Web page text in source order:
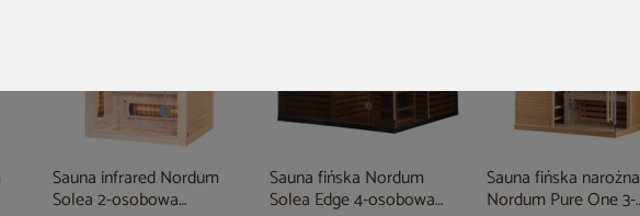
Sauna infrared Nordum
Solea 2-osobowa
Sauna fińska Nordum
Solea Edge 4-osobowa
Sauna fińska narożna
Nordum Pure One 3-